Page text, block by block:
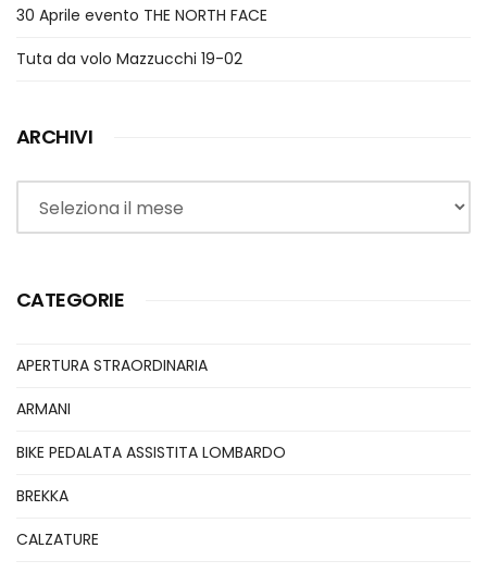
30 Aprile evento THE NORTH FACE
Tuta da volo Mazzucchi 19-02
ARCHIVI
Archivi
CATEGORIE
APERTURA STRAORDINARIA
ARMANI
BIKE PEDALATA ASSISTITA LOMBARDO
BREKKA
CALZATURE